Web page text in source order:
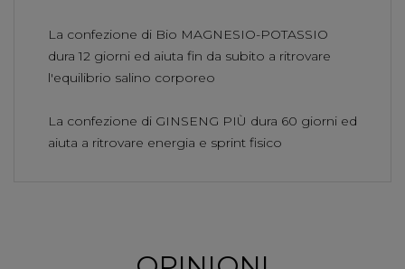
La confezione di Bio MAGNESIO-POTASSIO
dura 12 giorni ed aiuta fin da subito a ritrovare
l'equilibrio salino corporeo
La confezione di GINSENG PIÙ dura 60 giorni ed
aiuta a ritrovare energia e sprint fisico